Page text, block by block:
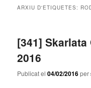
ARXIU D'ETIQUETES:
[341] Skarlata
2016
Publicat el04/02/2016per